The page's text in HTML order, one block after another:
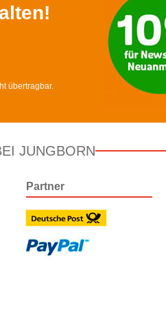
übertragbar.
JUNGBORN
Partner